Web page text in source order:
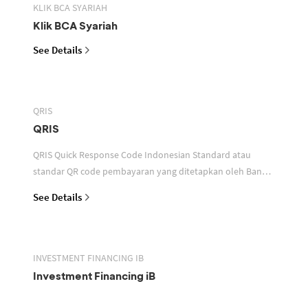
KLIK BCA SYARIAH
Klik BCA Syariah
See Details
QRIS
QRIS
QRIS Quick Response Code Indonesian Standard atau
standar QR code pembayaran yang ditetapkan oleh Bank
See Details
INVESTMENT FINANCING IB
Investment Financing iB